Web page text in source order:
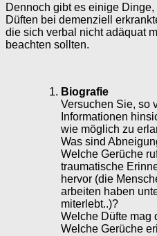
Dennoch gibt es einige
Düften bei demenziell
die sich verbal nicht adäquat
beachten sollten.
Biografie
Versuchen Sie, so
Informationen
wie möglich zu
Was sind
Welche Gerüche
traumatische
hervor (die
arbeiten haben
miterlebt..)?
Welche Düfte mag
Welche Gerüche